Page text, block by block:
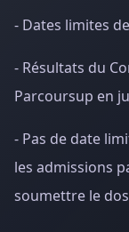
- Dates limites
- Résultats du
Parcoursup en
- Pas de date
les admissions
soumettre le